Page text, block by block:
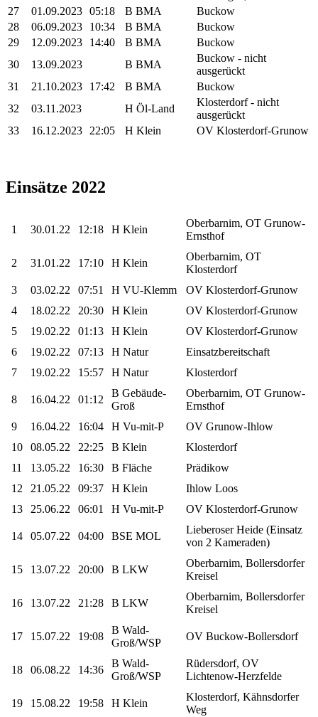
27
01.09.2023 05:18 B BMA
Buckow
28
06.09.2023 10:34 B BMA
Buckow
29
12.09.2023 14:40 B BMA
Buckow
30
13.09.2023 B BMA
Buckow - nicht
ausgerückt
31
21.10.2023 17:42 B BMA
Buckow
32
03.11.2023 H Öl-Land
Klosterdorf - nicht
ausgerückt
33
16.12.2023 22:05 H Klein OV Klosterdorf-Grunow
Einsätze 2022
1 30.01.22 12:18 H Klein
Oberbarnim, OT Grunow-
Ernsthof
2 31.01.22 17:10 H Klein
Oberbarnim, OT
Klosterdorf
3
03.02.22 07:51 H VU-Klemm
OV Klosterdorf-Grunow
4
18.02.22 20:30 H Klein
OV Klosterdorf-Grunow
5
19.02.22 01:13 H Klein
OV Klosterdorf-Grunow
6
19.02.22 07:13 H Natur
Einsatzbereitschaft
7
19.02.22 15:57 H Natur Klosterdorf
8 16.04.22 01:12
B Gebäude-
Groß
Oberbarnim, OT Grunow-
Ernsthof
9
16.04.22 16:04 H Vu-mit-P
OV Grunow-Ihlow
10
08.05.22 22:25 B Klein
Klosterdorf
11
13.05.22 16:30 B Fläche
Prädikow
12
21.05.22 09:37 H Klein
Ihlow Loos
13
25.06.22 06:01 H Vu-mit-P OV Klosterdorf-Grunow
14 05.07.22 04:00 BSE MOL
Lieberoser Heide (Einsatz
von 2 Kameraden)
15 13.07.22 20:00 B LKW
Oberbarnim, Bollersdorfer
Kreisel
16 13.07.22 21:28 B LKW
Oberbarnim, Bollersdorfer
Kreisel
17 15.07.22 19:08
B Wald-
Groß/WSP
OV Buckow-Bollersdorf
18 06.08.22 14:36
B Wald-
Groß/WSP
Rüdersdorf, OV
Lichtenow-Herzfelde
19 15.08.22 19:58 H Klein
Klosterdorf, Kähnsdorfer
Weg